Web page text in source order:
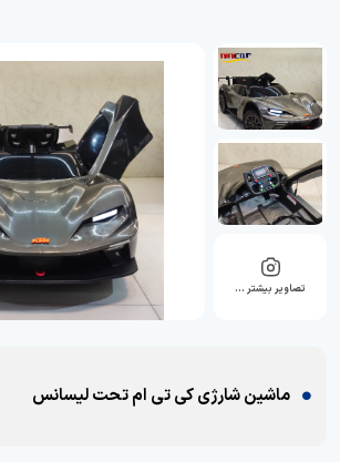
تصاویر بیشتر …
ماشین شارژی کی تی ام تحت لیسانس